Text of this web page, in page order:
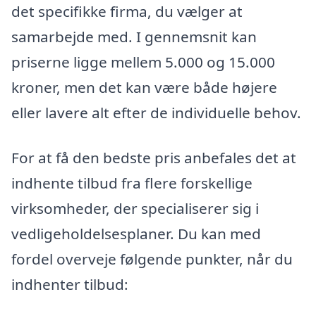
det specifikke firma, du vælger at
samarbejde med. I gennemsnit kan
priserne ligge mellem 5.000 og 15.000
kroner, men det kan være både højere
eller lavere alt efter de individuelle behov.
For at få den bedste pris anbefales det at
indhente tilbud fra flere forskellige
virksomheder, der specialiserer sig i
vedligeholdelsesplaner. Du kan med
fordel overveje følgende punkter, når du
indhenter tilbud: